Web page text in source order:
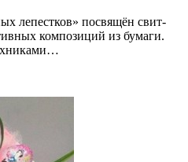
лепестков» посвящён свит-
композиций из бумаги.